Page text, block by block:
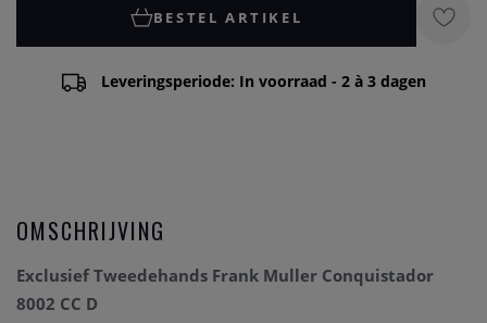
BESTEL ARTIKEL
Leveringsperiode: In voorraad - 2 à 3 dagen
OMSCHRIJVING
Exclusief Tweedehands Frank Muller Conquistador
8002 CC D